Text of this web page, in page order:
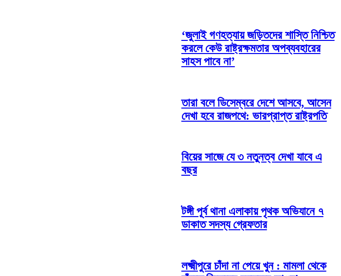
‘জুলাই গণহত্যায় জড়িতদের শাস্তি নিশ্চিত
করলে কেউ রাষ্ট্রক্ষমতার অপব্যবহারের
সাহস পাবে না’
তারা বলে ডিসেম্বরে দেশে আসবে, আসেন
দেখা হবে রাজপথে: ভারপ্রাপ্ত রাষ্ট্রপতি
বিয়ের সাজে যে ৩ নতুনত্ব দেখা যাবে এ
বছর
টঙ্গী পূর্ব থানা এলাকায় পৃথক অভিযানে ৭
ডাকাত সদস্য গ্রেফতার
লক্ষ্মীপুরে চাঁদা না পেয়ে খুন : মামলা থেকে